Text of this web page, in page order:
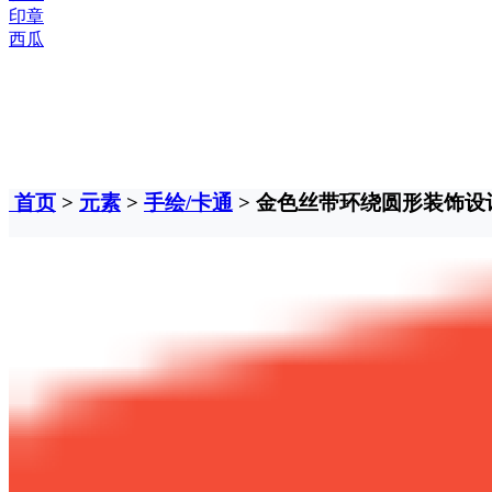
印章
西瓜
首页 > 元素 > 手绘/卡通 > 金色丝带环绕圆形装饰设